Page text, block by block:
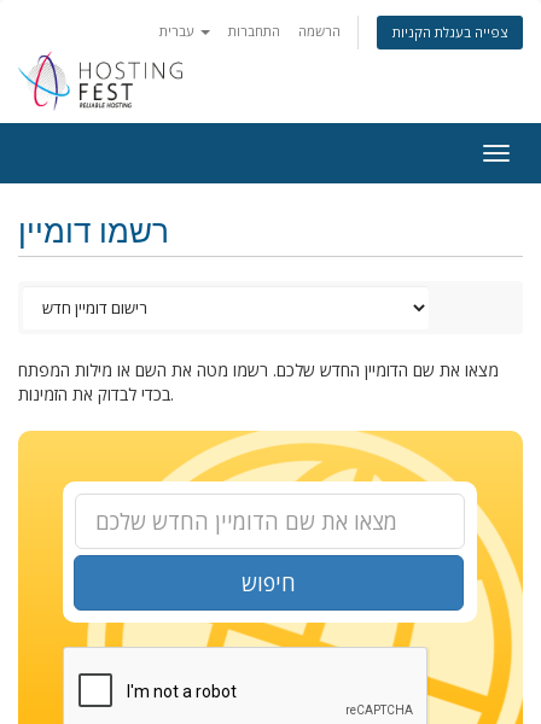
התחברות הרשמה צפייה בעגלת הקניות
רשמו דומיין
מצאו את שם הדומיין החדש שלכם. רשמו מטה את השם או מילות המפתח
בכדי לבדוק את הזמינות.
חיפוש